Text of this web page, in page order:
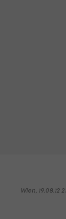
Wien, 19.08.12